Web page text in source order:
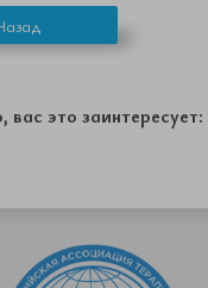
вас это заинтересует: